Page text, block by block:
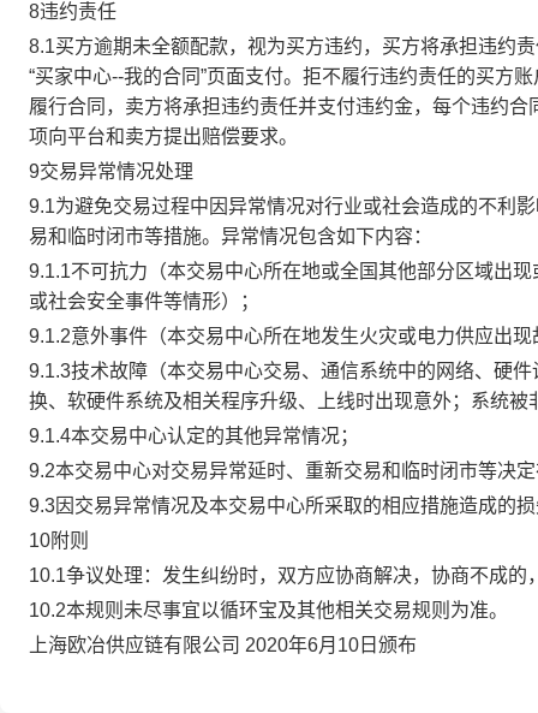
8违约责任
8.1买方逾期未全额配款，视为买方违约，买方将承担违约
“买家中心--我的合同”页面支付。拒不履行违约责任的买方
履行合同，卖方将承担违约责任并支付违约金，每个违约
项向平台和卖方提出赔偿要求。
9交易异常情况处理
9.1为避免交易过程中因异常情况对行业或社会造成的不利
易和临时闭市等措施。异常情况包含如下内容：
9.1.1不可抗力（本交易中心所在地或全国其他部分区域出
或社会安全事件等情形）；
9.1.2意外事件（本交易中心所在地发生火灾或电力供应出
9.1.3技术故障（本交易中心交易、通信系统中的网络、硬
换、软硬件系统及相关程序升级、上线时出现意外；系统
9.1.4本交易中心认定的其他异常情况；
9.2本交易中心对交易异常延时、重新交易和临时闭市等决
9.3因交易异常情况及本交易中心所采取的相应措施造成的
10附则
10.1争议处理：发生纠纷时，双方应协商解决，协商不成
10.2本规则未尽事宜以循环宝及其他相关交易规则为准。
上海欧冶供应链有限公司 2020年6月10日颁布